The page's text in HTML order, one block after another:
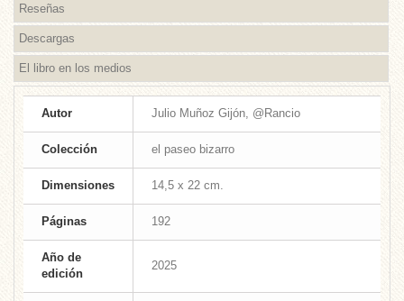
Reseñas
Descargas
El libro en los medios
Autor Julio Muñoz Gijón, @Rancio
Colección el paseo bizarro
Dimensiones 14,5 x 22 cm.
Páginas 192
Año de
edición
2025